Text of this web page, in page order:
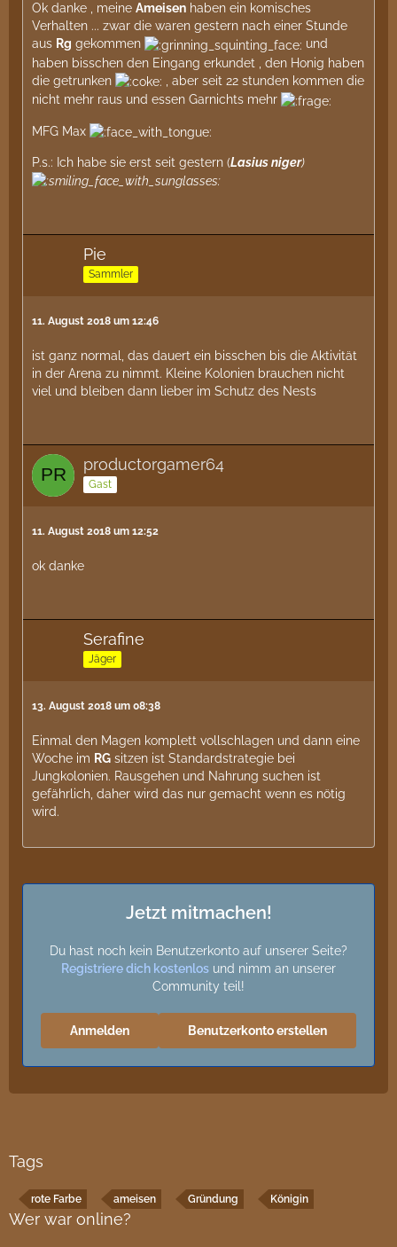
Ok danke , meine Ameisen haben ein komisches
Verhalten ... zwar die waren gestern nach einer Stunde
aus Rg gekommen
und
haben bisschen den Eingang erkundet , den Honig haben
die getrunken
, aber seit 22 stunden kommen die
nicht mehr raus und essen Garnichts mehr
MFG Max
P.s.: Ich habe sie erst seit gestern (Lasius niger)
Pie
Sammler
11. August 2018 um 12:46
ist ganz normal, das dauert ein bisschen bis die Aktivität
in der Arena zu nimmt. Kleine Kolonien brauchen nicht
viel und bleiben dann lieber im Schutz des Nests
productorgamer64
Gast
11. August 2018 um 12:52
ok danke
Serafine
Jäger
13. August 2018 um 08:38
Einmal den Magen komplett vollschlagen und dann eine
Woche im RG sitzen ist Standardstrategie bei
Jungkolonien. Rausgehen und Nahrung suchen ist
gefährlich, daher wird das nur gemacht wenn es nötig
wird.
Jetzt mitmachen!
Du hast noch kein Benutzerkonto auf unserer Seite?
Registriere dich kostenlos und nimm an unserer
Community teil!
Benutzerkonto erstellen
Anmelden
Tags
rote Farbe ameisen Gründung Königin
Wer war online?